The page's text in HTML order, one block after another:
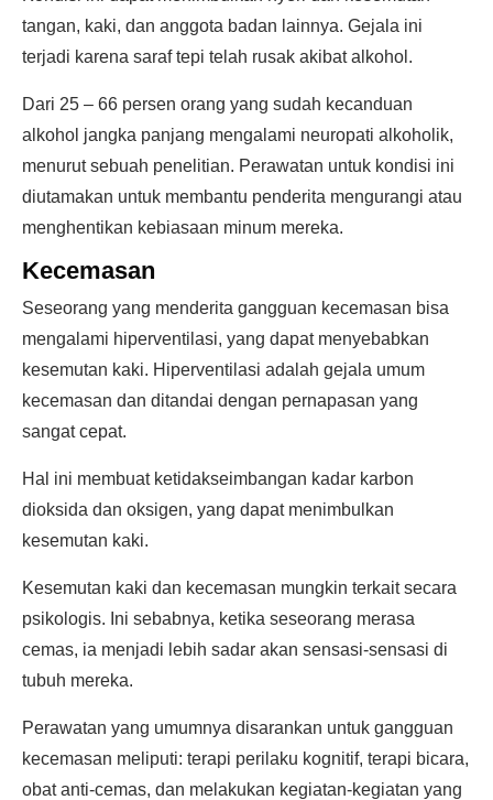
tangan, kaki, dan anggota badan lainnya. Gejala ini
terjadi karena saraf tepi telah rusak akibat alkohol.
Dari 25 – 66 persen orang yang sudah kecanduan
alkohol jangka panjang mengalami neuropati alkoholik,
menurut sebuah penelitian. Perawatan untuk kondisi ini
diutamakan untuk membantu penderita mengurangi atau
menghentikan kebiasaan minum mereka.
Kecemasan
Seseorang yang menderita gangguan kecemasan bisa
mengalami hiperventilasi, yang dapat menyebabkan
kesemutan kaki. Hiperventilasi adalah gejala umum
kecemasan dan ditandai dengan pernapasan yang
sangat cepat.
Hal ini membuat ketidakseimbangan kadar karbon
dioksida dan oksigen, yang dapat menimbulkan
kesemutan kaki.
Kesemutan kaki dan kecemasan mungkin terkait secara
psikologis. Ini sebabnya, ketika seseorang merasa
cemas, ia menjadi lebih sadar akan sensasi-sensasi di
tubuh mereka.
Perawatan yang umumnya disarankan untuk gangguan
kecemasan meliputi: terapi perilaku kognitif, terapi bicara,
obat anti-cemas, dan melakukan kegiatan-kegiatan yang